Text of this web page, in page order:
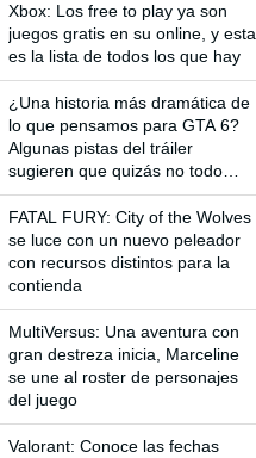
Xbox: Los free to play ya son
juegos gratis en su online, y esta
es la lista de todos los que hay
¿Una historia más dramática de
lo que pensamos para GTA 6?
Algunas pistas del tráiler
sugieren que quizás no todo
vaya tan bien entre Lucía y su
pareja
FATAL FURY: City of the Wolves
se luce con un nuevo peleador
con recursos distintos para la
contienda
MultiVersus: Una aventura con
gran destreza inicia, Marceline
se une al roster de personajes
del juego
Valorant: Conoce las fechas